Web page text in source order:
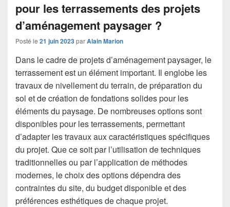
pour les terrassements des projets
d’aménagement paysager ?
Posté le 21 juin 2023parAlain Marion
Dans le cadre de projets d’aménagement paysager, le
terrassement est un élément important. Il englobe les
travaux de nivellement du terrain, de préparation du
sol et de création de fondations solides pour les
éléments du paysage. De nombreuses options sont
disponibles pour les terrassements, permettant
d’adapter les travaux aux caractéristiques spécifiques
du projet. Que ce soit par l’utilisation de techniques
traditionnelles ou par l’application de méthodes
modernes, le choix des options dépendra des
contraintes du site, du budget disponible et des
préférences esthétiques de chaque projet.